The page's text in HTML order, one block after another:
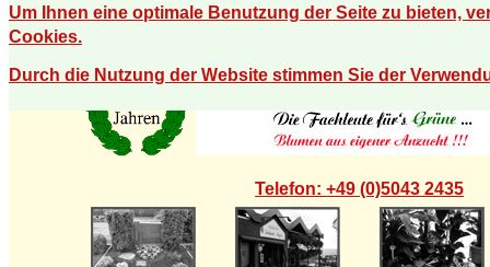
Um Ihnen eine optimale Benutzung der Seite zu bieten,
Cookies.
Durch die Nutzung der Website stimmen Sie der
Telefon: +49 (0)5043 2435